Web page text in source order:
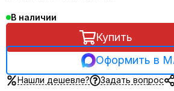
В наличии
Купить
Оформить в
Нашли дешевле? Задать вопрос